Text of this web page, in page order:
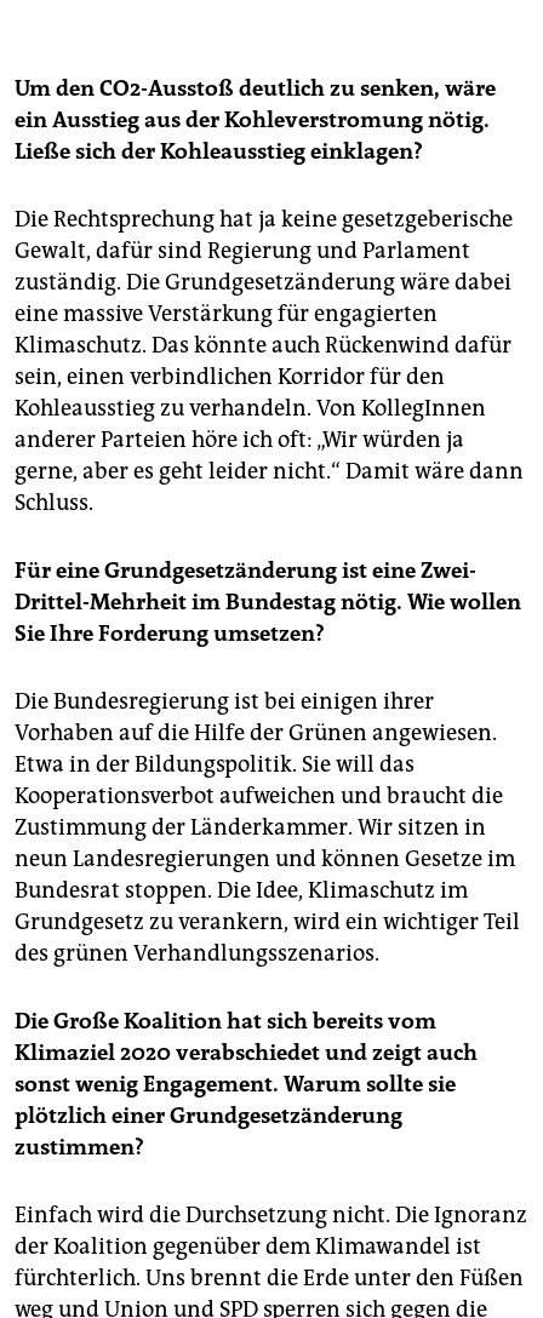
Um den CO2-Ausstoß deutlich zu senken, wäre
ein Ausstieg aus der Kohleverstromung nötig.
Ließe sich der Kohleausstieg einklagen?
Die Rechtsprechung hat ja keine gesetzgeberische
Gewalt, dafür sind Regierung und Parlament
zuständig. Die Grundgesetzänderung wäre dabei
eine massive Verstärkung für engagierten
Klimaschutz. Das könnte auch Rückenwind dafür
sein, einen verbindlichen Korridor für den
Kohleausstieg zu verhandeln. Von KollegInnen
anderer Parteien höre ich oft: „Wir würden ja
gerne, aber es geht leider nicht.“ Damit wäre dann
Schluss.
Für eine Grundgesetzänderung ist eine Zwei-
Drittel-Mehrheit im Bundestag nötig. Wie wollen
Sie Ihre Forderung umsetzen?
Die Bundesregierung ist bei einigen ihrer
Vorhaben auf die Hilfe der Grünen angewiesen.
Etwa in der Bildungspolitik. Sie will das
Kooperationsverbot aufweichen und braucht die
Zustimmung der Länderkammer. Wir sitzen in
neun Landesregierungen und können Gesetze im
Bundesrat stoppen. Die Idee, Klimaschutz im
Grundgesetz zu verankern, wird ein wichtiger Teil
des grünen Verhandlungsszenarios.
Die Große Koalition hat sich bereits vom
Klimaziel 2020 verabschiedet und zeigt auch
sonst wenig Engagement. Warum sollte sie
plötzlich einer Grundgesetzänderung
zustimmen?
Einfach wird die Durchsetzung nicht. Die Ignoranz
der Koalition gegenüber dem Klimawandel ist
fürchterlich. Uns brennt die Erde unter den Füßen
weg und Union und SPD sperren sich gegen die